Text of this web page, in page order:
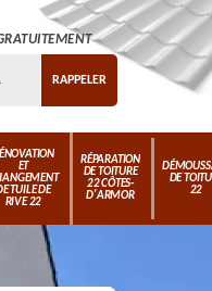
ET
TUILE DE
RIVE 22
RÉPARATION
DE TOITURE
22 CÔTES-
D'ARMOR
DE
22